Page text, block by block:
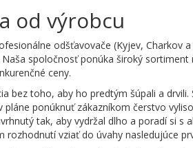
od výrobcu
odšťavovače (Kyjev, Charkov
spoločnosť ponúka široký
ceny.
bez toho, aby ho predtým šúpali a drvili.
ponúknuť zákazníkom čerstvo
tak, aby vydržal dlho a poradí si s
vziať do úvahy nasledujúce